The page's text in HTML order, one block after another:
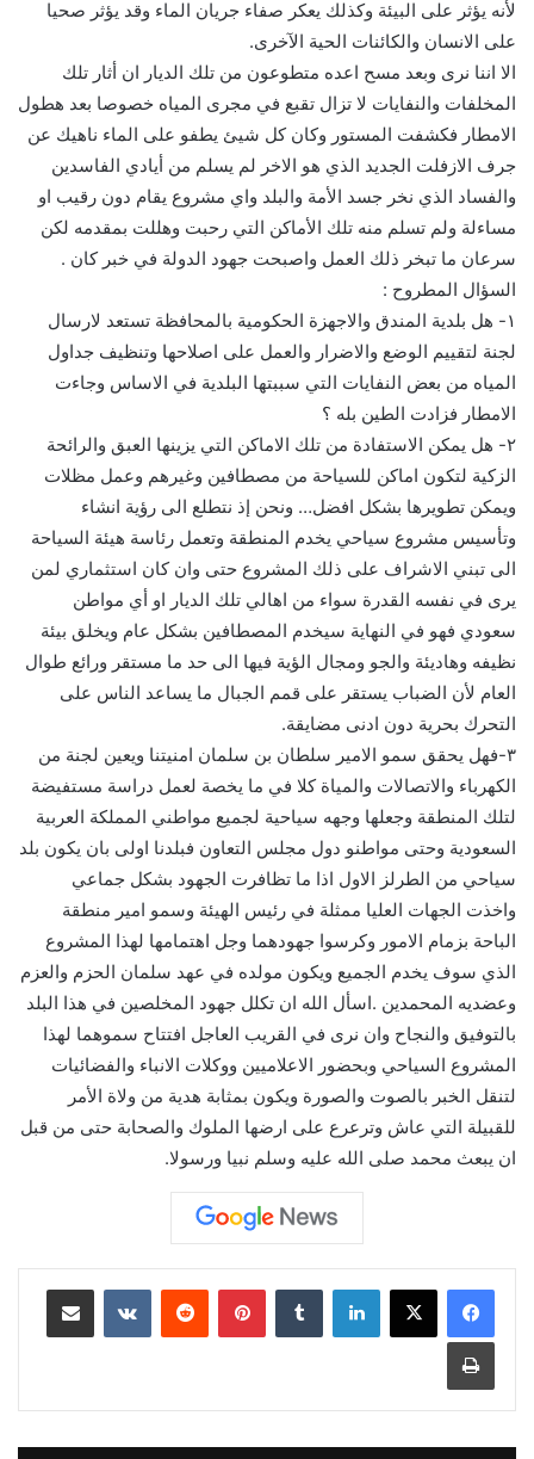
لأنه يؤثر على البيئة وكذلك يعكر صفاء جريان الماء وقد يؤثر صحيا
على الانسان والكائنات الحية الآخرى.
الا اننا نرى وبعد مسح اعده متطوعون من تلك الديار ان أثار تلك
المخلفات والنفايات لا تزال تقبع في مجرى المياه خصوصا بعد هطول
الامطار فكشفت المستور وكان كل شيئ يطفو على الماء ناهيك عن
جرف الازفلت الجديد الذي هو الاخر لم يسلم من أيادي الفاسدين
والفساد الذي نخر جسد الأمة والبلد واي مشروع يقام دون رقيب او
مساءلة ولم تسلم منه تلك الأماكن التي رحبت وهللت بمقدمه لكن
سرعان ما تبخر ذلك العمل واصبحت جهود الدولة في خبر كان .
السؤال المطروح :
١- هل بلدية المندق والاجهزة الحكومية بالمحافظة تستعد لارسال
لجنة لتقييم الوضع والاضرار والعمل على اصلاحها وتنظيف جداول
المياه من بعض النفايات التي سببتها البلدية في الاساس وجاءت
الامطار فزادت الطين بله ؟
٢- هل يمكن الاستفادة من تلك الاماكن التي يزينها العبق والرائحة
الزكية لتكون اماكن للسياحة من مصطافين وغيرهم وعمل مظلات
ويمكن تطويرها بشكل افضل… ونحن إذ نتطلع الى رؤية انشاء
وتأسيس مشروع سياحي يخدم المنطقة وتعمل رئاسة هيئة السياحة
الى تبني الاشراف على ذلك المشروع حتى وان كان استثماري لمن
يرى في نفسه القدرة سواء من اهالي تلك الديار او أي مواطن
سعودي فهو في النهاية سيخدم المصطافين بشكل عام ويخلق بيئة
نظيفه وهاديئة والجو ومجال الؤية فيها الى حد ما مستقر ورائع طوال
العام لأن الضباب يستقر على قمم الجبال ما يساعد الناس على
التحرك بحرية دون ادنى مضايقة.
٣-فهل يحقق سمو الامير سلطان بن سلمان امنيتنا ويعين لجنة من
الكهرباء والاتصالات والمياة كلا في ما يخصة لعمل دراسة مستفيضة
لتلك المنطقة وجعلها وجهه سياحية لجميع مواطني المملكة العربية
السعودية وحتى مواطنو دول مجلس التعاون فبلدنا اولى بان يكون بلد
سياحي من الطرلز الاول اذا ما تظافرت الجهود بشكل جماعي
واخذت الجهات العليا ممثلة في رئيس الهيئة وسمو امير منطقة
الباحة بزمام الامور وكرسوا جهودهما وجل اهتمامها لهذا المشروع
الذي سوف يخدم الجميع ويكون مولده في عهد سلمان الحزم والعزم
وعضديه المحمدين .اسأل الله ان تكلل جهود المخلصين في هذا البلد
بالتوفيق والنجاح وان نرى في القريب العاجل افتتاح سموهما لهذا
المشروع السياحي وبحضور الاعلاميين ووكلات الانباء والفضائيات
لتنقل الخبر بالصوت والصورة ويكون بمثابة هدية من ولاة الأمر
للقبيلة التي عاش وترعرع على ارضها الملوك والصحابة حتى من قبل
ان يبعث محمد صلى الله عليه وسلم نبيا ورسولا.
لينكدإن بينتيريست مشاركة عبر البريد
طباعة